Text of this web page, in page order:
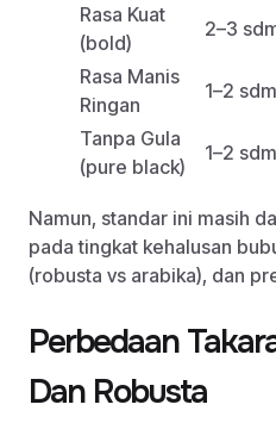
Rasa Kuat
(bold)
2–3
Rasa Manis
Ringan
1–2 sdm
Tanpa Gula
(pure black)
1–2 sdm
Namun, standar ini masih
pada tingkat kehalusan
(robusta vs arabika), dan
Perbedaan
Dan Robusta